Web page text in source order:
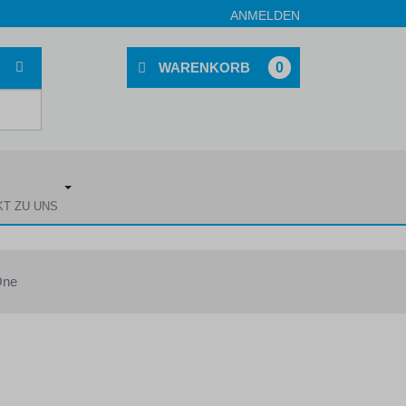
ANMELDEN
0
ZU UNS